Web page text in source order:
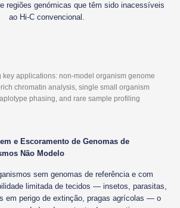
regiões genómicas que têm sido inacessíveis
ao Hi-C convencional.
e Escoramento de Genomas de
Não Modelo
sem genomas de referência e com
limitada de tecidos — insetos, parasitas,
em perigo de extinção, pragas agrícolas — o